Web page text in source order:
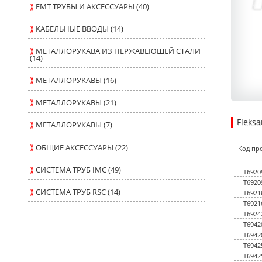
⟫ ЕМТ ТРУБЫ И АКСЕССУАРЫ (40)
⟫ КАБЕЛЬНЫЕ ВВОДЫ (14)
⟫ МЕТАЛЛОРУКАВА ИЗ НЕРЖАВЕЮЩЕЙ СТАЛИ
(14)
⟫ МЕТАЛЛОРУКАВЫ (16)
⟫ МЕТАЛЛОРУКАВЫ (21)
⟫ МЕТАЛЛОРУКАВЫ (7)
⟫ОБЩИЕ АКСЕССУАРЫ (22)
⟫СИСТЕМА ТРУБ IMC (49)
⟫СИСТЕМА ТРУБ RSC (14)
Код